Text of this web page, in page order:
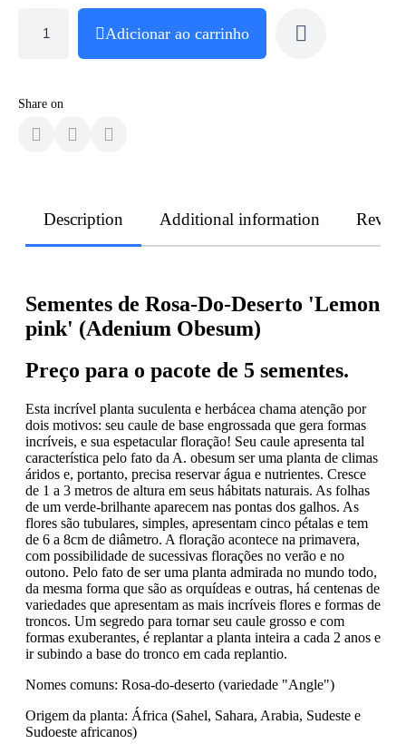
Adicionar ao carrinho
Share on
Description Additional information
Sementes de Rosa-Do-Deserto 'Lemon
pink' (Adenium Obesum)
Preço para o pacote de 5 sementes.
Esta incrível planta suculenta e herbácea chama atenção por
dois motivos: seu caule de base engrossada que gera formas
incríveis, e sua espetacular floração! Seu caule apresenta tal
característica pelo fato da A. obesum ser uma planta de climas
áridos e, portanto, precisa reservar água e nutrientes. Cresce
de 1 a 3 metros de altura em seus hábitats naturais. As folhas
de um verde-brilhante aparecem nas pontas dos galhos. As
flores são tubulares, simples, apresentam cinco pétalas e tem
de 6 a 8cm de diâmetro. A floração acontece na primavera,
com possibilidade de sucessivas florações no verão e no
outono. Pelo fato de ser uma planta admirada no mundo todo,
da mesma forma que são as orquídeas e outras, há centenas de
variedades que apresentam as mais incríveis flores e formas de
troncos. Um segredo para tornar seu caule grosso e com
formas exuberantes, é replantar a planta inteira a cada 2 anos e
ir subindo a base do tronco em cada replantio.
Nomes comuns: Rosa-do-deserto (variedade "Angle")
Origem da planta: África (Sahel, Sahara, Arabia, Sudeste e
Sudoeste africanos)